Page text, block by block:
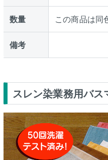
数量 この商品は同
備考
スレン染業務用バス